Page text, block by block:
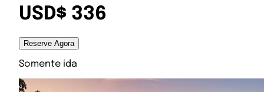
USD$ 336
Reserve Agora
Somente ida